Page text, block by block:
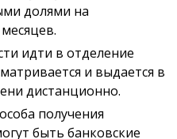
долями на
идти в отделение
и выдается в
дистанционно.
получения
быть банковские